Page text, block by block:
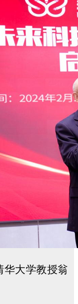
华大学教授翁